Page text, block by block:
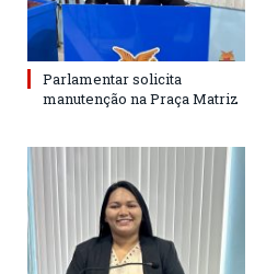
Parlamentar solicita
manutenção na Praça Matriz